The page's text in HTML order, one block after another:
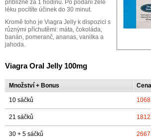
přibližně za 1 hodinu. Po podání želé
léku pocítíte účinek do 30 minut.
Kromě toho je Viagra Jelly k dispozici s
různými příchutěmi: máta, čokoláda,
banán, pomeranč, ananas, vanilka a
jahoda.
Viagra Oral Jelly 100mg
Množství + Bonus Cena
10 sáčků
21 sáčků
30 + 5 sáčků